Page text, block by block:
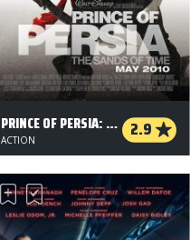
PRINCE OF PERSIA: THE SANDS OF TIME 2.9
ACTION